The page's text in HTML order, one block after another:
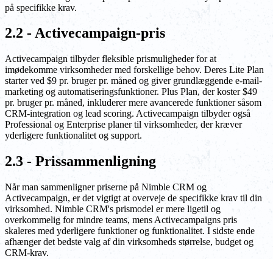
på specifikke krav.
2.2 - Activecampaign-pris
Activecampaign tilbyder fleksible prismuligheder for at
imødekomme virksomheder med forskellige behov. Deres Lite Plan
starter ved $9 pr. bruger pr. måned og giver grundlæggende e-mail-
marketing og automatiseringsfunktioner. Plus Plan, der koster $49
pr. bruger pr. måned, inkluderer mere avancerede funktioner såsom
CRM-integration og lead scoring. Activecampaign tilbyder også
Professional og Enterprise planer til virksomheder, der kræver
yderligere funktionalitet og support.
2.3 - Prissammenligning
Når man sammenligner priserne på Nimble CRM og
Activecampaign, er det vigtigt at overveje de specifikke krav til din
virksomhed. Nimble CRM's prismodel er mere ligetil og
overkommelig for mindre teams, mens Activecampaigns pris
skaleres med yderligere funktioner og funktionalitet. I sidste ende
afhænger det bedste valg af din virksomheds størrelse, budget og
CRM-krav.